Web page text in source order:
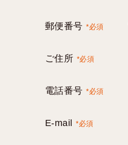
郵便番号 *必須
ご住所 *必須
電話番号 *必須
E-mail *必須